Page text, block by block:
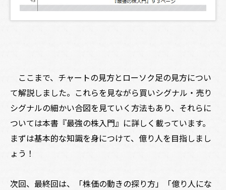
ここまで、チャートの見方とローソク足の見方につい
て解説しました。これらを見ながら買いシグナル・売り
シグナルの細かい合図を見ていく方法もあり、それらに
ついては本書『最強の株入門』に詳しく載っています。
まずは基本的な知識を身につけて、億り人を目指しまし
ょう！
次回、最終回は、「株価の動きの探り方」「億り人にな